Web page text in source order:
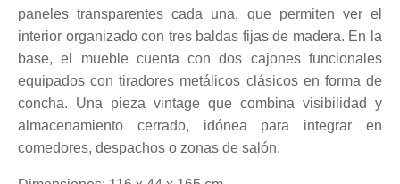
paneles transparentes cada una, que permiten ver el
interior organizado con tres baldas fijas de madera. En la
base, el mueble cuenta con dos cajones funcionales
equipados con tiradores metálicos clásicos en forma de
concha. Una pieza vintage que combina visibilidad y
almacenamiento cerrado, idónea para integrar en
comedores, despachos o zonas de salón.